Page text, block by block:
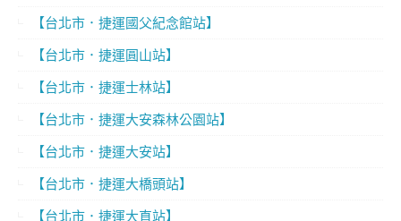
【台北市．捷運國父紀念館站】
【台北市．捷運圓山站】
【台北市．捷運士林站】
【台北市．捷運大安森林公園站】
【台北市．捷運大安站】
【台北市．捷運大橋頭站】
【台北市．捷運大直站】